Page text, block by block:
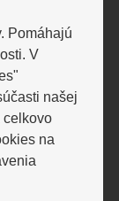
Pomáhajú
V
našej
celkovo
na